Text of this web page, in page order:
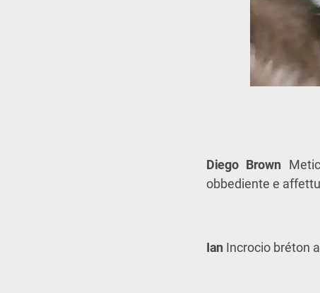
Diego Brown
obbediente e
Ian Incrocio bréton